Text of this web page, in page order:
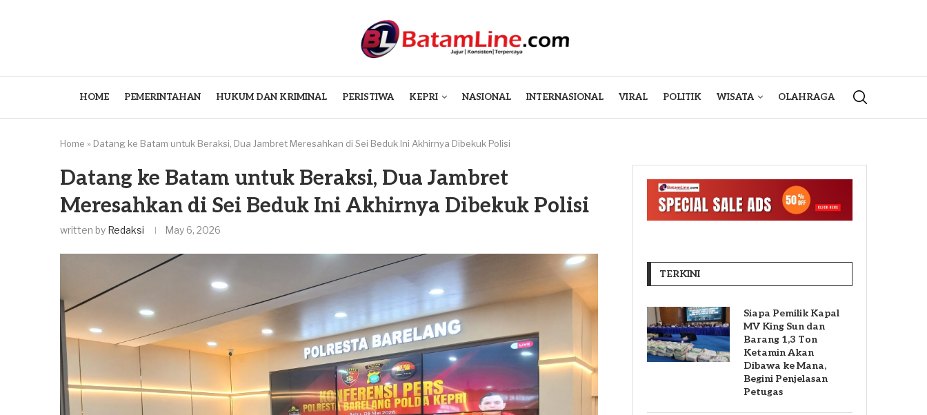
HOME PEMERINTAHAN HUKUM DAN KRIMINAL PERISTIWA KEPRI NASIONAL INTERNASIONAL VIRAL POLITIK WISATA OLAHRAGA
Home » Datang ke Batam untuk Beraksi, Dua Jambret Meresahkan di Sei Beduk Ini Akhirnya Dibekuk Polisi
Datang ke Batam untuk Beraksi, Dua Jambret
Meresahkan di Sei Beduk Ini Akhirnya Dibekuk Polisi
written by Redaksi May 6, 2026
TERKINI
Siapa Pemilik Kapal
MV King Sun dan
Barang 1,3 Ton
Ketamin Akan
Dibawa ke Mana,
Begini Penjelasan
Petugas